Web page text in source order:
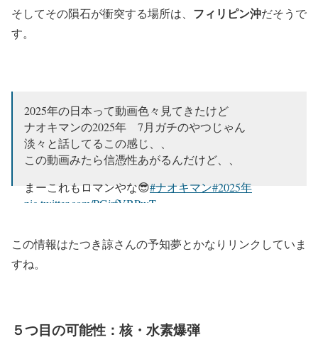
そしてその隕石が衝突する場所は、 フィリピン沖だそうで
す。
2025年の日本って動画色々見てきたけど
ナオキマンの2025年 7月ガチのやつじゃん
淡々と話してるこの感じ、、
この動画みたら信憑性あがるんだけど、、
まーこれもロマンやな😎#ナオキマン#2025年
pic.twitter.com/PGjrfVBPwT
11, 2024
この情報はたつき諒さんの予知夢とかなりリンクしていま
すね。
５つ目の可能性：核・水素爆弾